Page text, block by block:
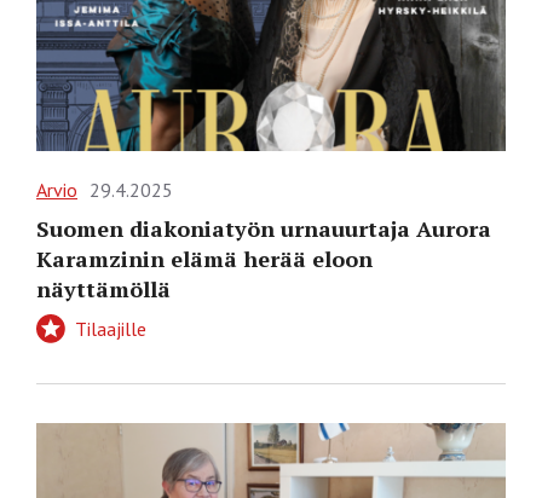
Arvio 29.4.2025
Suomen diakoniatyön urnauurtaja Aurora
Karamzinin elämä herää eloon
näyttämöllä
Tilaajille